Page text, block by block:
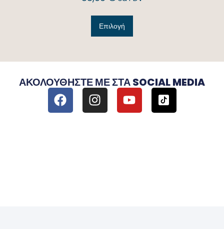
Επιλογή
ΑΚΟΛΟΥΘΉΣΤΕ ΜΕ ΣΤΑ SOCIAL MEDIA